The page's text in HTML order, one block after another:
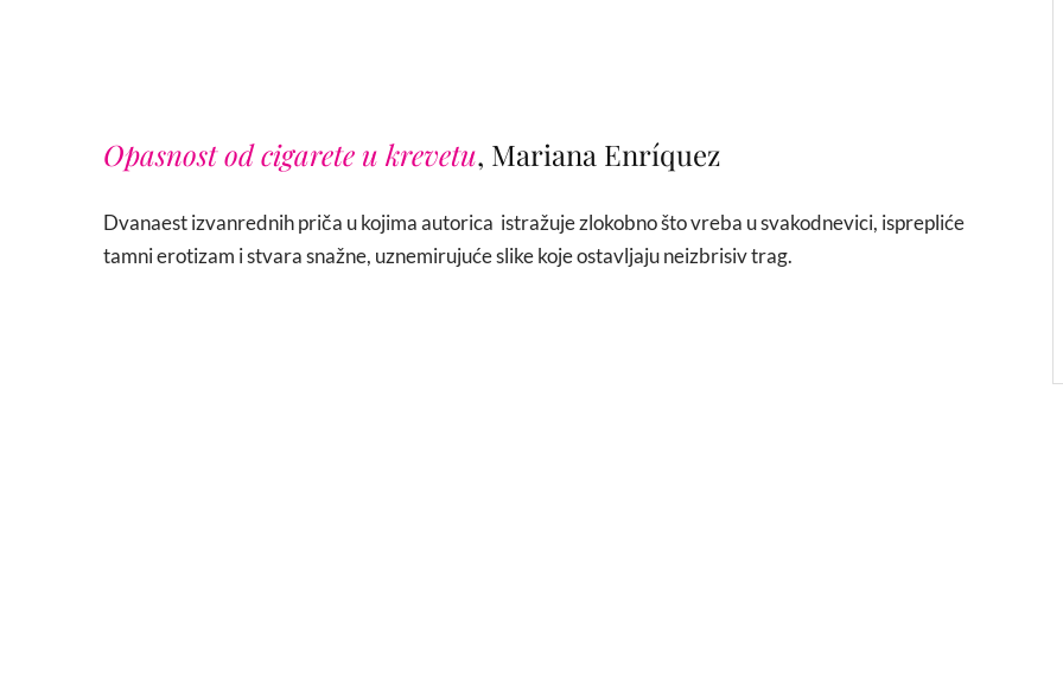
Opasnost od cigarete u krevetu, Mariana Enríquez
Dvanaest izvanrednih priča u kojima autorica istražuje zlokobno što vreba u svakodnevici, isprepliće
tamni erotizam i stvara snažne, uznemirujuće slike koje ostavljaju neizbrisiv trag.